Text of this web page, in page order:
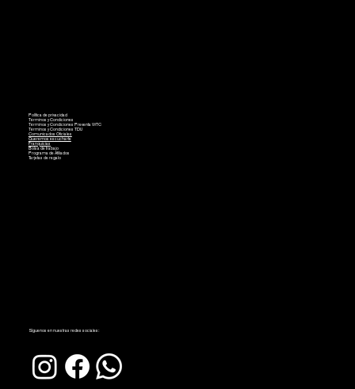
Síguenos en nuestras redes sociales:
Política de privacidad
Términos y Condiciones
Términos y Condiciones Preventa WTC
Términos y Condiciones TDU
Comunicados Oficiales
Queremos escucharte
Franquicias
Bolsa de trabajo
Programa de Afiliados
Tarjetas de regalo